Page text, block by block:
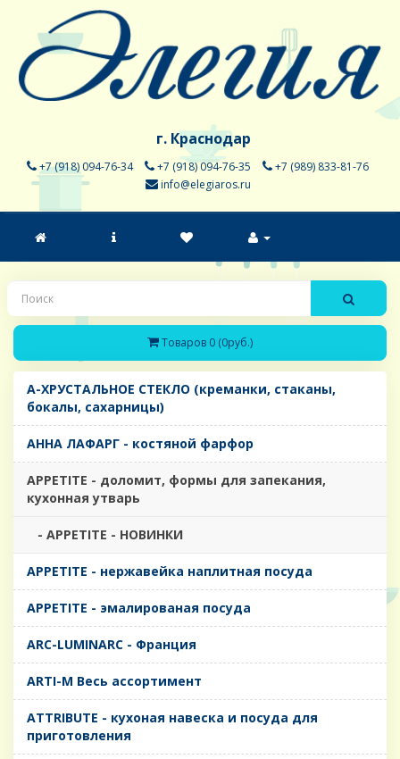
г. Краснодар
+7 (918) 094-76-34 +7 (918) 094-76-35
+7 (989) 833-81-76
info@elegiaros.ru
Товаров 0 (0руб.)
A-ХРУСТАЛЬНОЕ СТЕКЛО (креманки, стаканы,
бокалы, сахарницы)
AHHA ЛАФАРГ - костяной фарфор
APPETITE - доломит, формы для запекания,
кухонная утварь
- APPETITE - НОВИНКИ
APPETITE - нержавейка наплитная посуда
APPETITE - эмалированая посуда
ARC-LUMINARC - Франция
ARTI-M Весь ассортимент
ATTRIBUTE - кухоная навеска и посуда для
приготовления